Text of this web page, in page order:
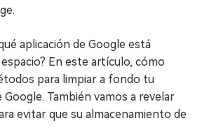
aplicación de Google está
En este artículo, cómo
para limpiar a fondo tu
También vamos a revelar
evitar que su almacenamiento de